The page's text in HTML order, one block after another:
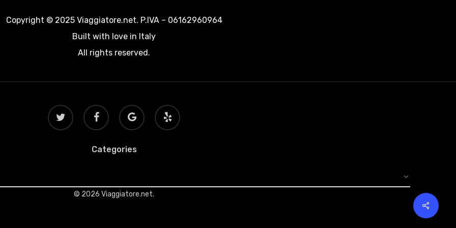
Copyright © 2025 Viaggiatore.net. P.IVA – 06162960964
Built with love in Italy
All rights reserved.
twitter facebook
google-
plus
yelp
Categories
© 2026 Viaggiatore.net.